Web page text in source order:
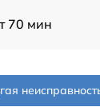
70 мин